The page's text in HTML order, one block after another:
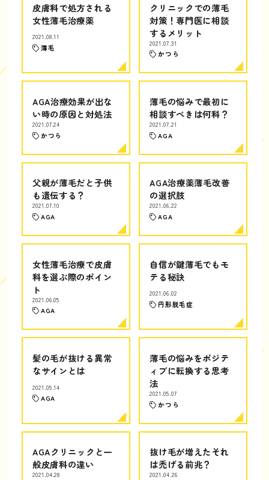
皮膚科で処方される
女性薄毛治療薬
2021.08.11
薄毛
クリニックでの薄毛
対策！専門医に相談
するメリット
2021.07.31
かつら
AGA治療効果が出な
い時の原因と対処法
2021.07.24
かつら
薄毛の悩みで最初に
相談すべきは何科？
2021.07.21
AGA
父親が薄毛だと子供
も遺伝する？
2021.07.10
AGA
AGA治療薬薄毛改善
の選択肢
2021.06.22
AGA
女性薄毛治療で皮膚
科を選ぶ際のポイン
ト
2021.06.05
AGA
自信が鍵薄毛でもモ
テる秘訣
2021.06.02
円形脱毛症
髪の毛が抜ける異常
なサインとは
2021.05.14
AGA
薄毛の悩みをポジテ
ィブに転換する思考
法
2021.05.07
かつら
AGAクリニックと一
般皮膚科の違い
2021.04.28
抜け毛が増えたそれ
は禿げる前兆？
2021.04.26